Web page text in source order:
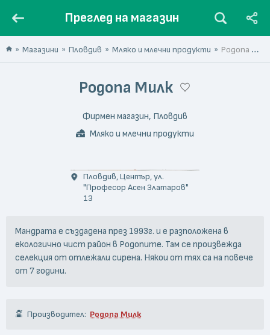
Преглед на магазин
Магазини Пловдив Мляко и млечни продукти Родопа Милк
Родопа Милк
Фирмен магазин, Пловдив
Мляко и млечни продукти
Пловдив, Център, ул.
"Професор Асен Златаров"
13
Мандрата е създадена през 1993г. и е разположена в
екологично чист район в Родопите. Там се произвежда
селекция от отлежали сирена. Някои от тях са на повече
от 7 години.
Производител: Родопа Милк